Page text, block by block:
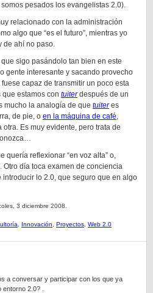
pesados los evangelistas 2.0).
relacionado con la administración
algo que “es el futuro”, mientras yo
de ahí no paso.
sigo pasándolo tan bien en este
gente interesante y sacando provecho
capaz de transmitir un poco esta
estamos con tuiterdespués de un
mucho la analogía de que tuiteres
de pie, o en la máquina de café,
Es muy evidente, pero trata de
quería reflexionar “en voz alta” o,
Otro día toca examen de conciencia
lo 2.0, que seguro que en algo
3 diciembre 2008.
Innovación Proyectos Web 2.0
a conversar y participar con los que ya
2.0? .